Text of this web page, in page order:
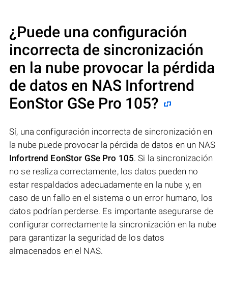
¿Puede una configuración
incorrecta de sincronización
en la nube provocar la pérdida
de datos en NAS Infortrend
EonStor GSe Pro 105?
Sí, una configuración incorrecta de sincronización en
la nube puede provocar la pérdida de datos en un NAS
Infortrend EonStor GSe Pro 105. Si la sincronización
no se realiza correctamente, los datos pueden no
estar respaldados adecuadamente en la nube y, en
caso de un fallo en el sistema o un error humano, los
datos podrían perderse. Es importante asegurarse de
configurar correctamente la sincronización en la nube
para garantizar la seguridad de los datos
almacenados en el NAS.